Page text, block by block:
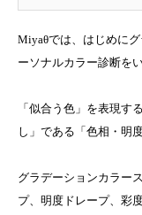
Miyaθでは、はじめに
ーソナルカラー診断を
「似合う色」を表現す
し」である「色相・明
グラデーションカラー
プ、明度ドレープ、彩